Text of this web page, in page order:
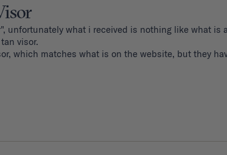
unfortunately what i received is nothing like what
visor.
which matches what is on the website, but they